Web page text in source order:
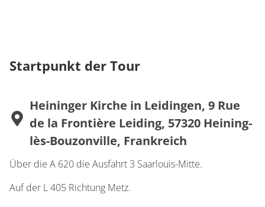
Startpunkt der Tour
Heininger Kirche in Leidingen, 9 Rue
de la Frontière Leiding, 57320 Heining-
lès-Bouzonville, Frankreich
Über die A 620 die Ausfahrt 3 Saarlouis-Mitte.
Auf der L 405 Richtung Metz.